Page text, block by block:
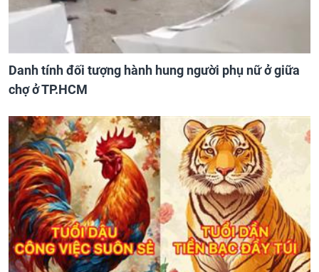
Danh tính đối tượng hành hung người phụ nữ ở giữa
chợ ở TP.HCM